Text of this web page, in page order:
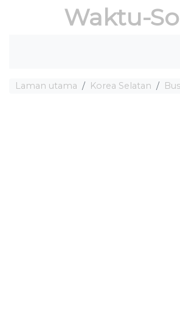
Waktu-
Laman utama Korea Selatan